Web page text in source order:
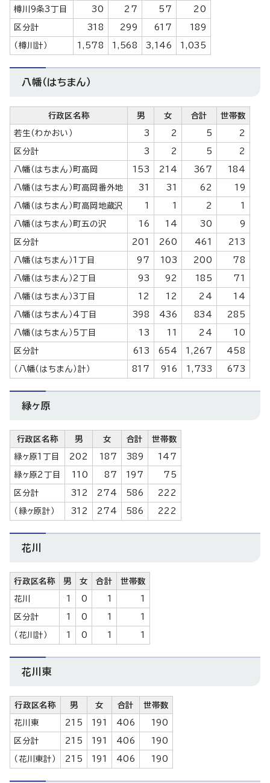
樽川9条3丁目 30 27 57 20
区分計 318 299 617 189
（樽川計） 1,578 1,568 3,146 1,035
八幡（はちまん）
行政区名称 男 女 合計 世帯数
若生（わかおい） 3 2 5 2
区分計 3 2 5 2
八幡（はちまん）町高岡 153 214 367 184
八幡（はちまん）町高岡番外地 31 31 62 19
八幡（はちまん）町高岡地蔵沢 1 1 2 1
八幡（はちまん）町五の沢 16 14 30 9
区分計 201 260 461 213
八幡（はちまん）1丁目 97 103 200 78
八幡（はちまん）2丁目 93 92 185 71
八幡（はちまん）3丁目 12 12 24 14
八幡（はちまん）4丁目 398 436 834 285
八幡（はちまん）5丁目 13 11 24 10
区分計 613 654 1,267 458
（八幡（はちまん）計） 817 916 1,733 673
緑ヶ原
行政区名称 男 女 合計 世帯数
緑ヶ原1丁目 202 187 389 147
緑ヶ原2丁目 110 87 197 75
区分計 312 274 586 222
（緑ヶ原計） 312 274 586 222
花川
行政区名称 男 女 合計 世帯数
花川 1 0 1 1
区分計 1 0 1 1
（花川計） 1 0 1 1
花川東
行政区名称 男 女 合計 世帯数
花川東 215 191 406 190
区分計 215 191 406 190
（花川東計） 215 191 406 190